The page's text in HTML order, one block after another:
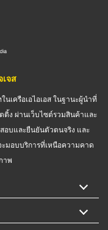
จส
เครือเอไอเอส ในฐานะผู้นำที่
ง ผ่านเว็บไซต์รวมสินค้าและ
อบและยืนยันตัวตนจริง และ
มอบบริการที่เหนือความคาด
าพ